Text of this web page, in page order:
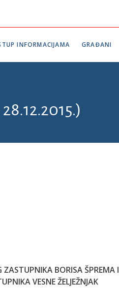
INFORMACIJAMA GRAĐANI
BORISA ŠPREMA I
VESNE ŽELJEŽNJAK